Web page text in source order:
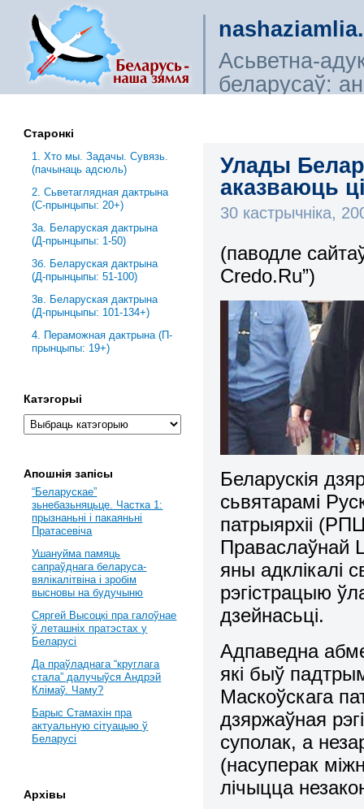
Асьветна-
беларусаў:
Улады
аказваюць
30 кастрычніка,
(паводле
Credo.Ru”)
Беларускія
сьвятарамі
патрыярхіі
яны адклікалі
рэгістрацыю
дзейнасьці.
Адпаведна
які быў
Маскоўскага
дзяржаўная
суполак, а
(насуперак
лічыцца
Старонкі
1. Хто мы. Задачы. Сувязь.
(пачынаць адсюль)
2. Сьветаглядная дактрына
(С-прынцыпы: 20+)
3a. Беларуская дактрына
(Д-прынцыпы: 1-50)
3б. Беларуская дактрына
(Д-прынцыпы: 51-100)
3в. Беларуская дактрына
(Д-прынцыпы: 101-134+)
4. Пераможная дактрына (П-
прынцыпы: 19+)
Катэгорыі
Апошнія запісы
“Беларускае”
зьнебазьняцьце. Частка 1:
прызнаньні і пакаяньні
Пратасевіча
Ушануйма памяць
сапраўднага беларуса-
вялікалітвіна і зробім
высновы на будучыню
Сяргей Высоцкі пра галоўнае
ў леташніх пратэстах у
Беларусі
Да праўладнага “круглага
стала” далучыўся Андрэй
Клімаў. Чаму?
Барыс Стамахін пра
актуальную сітуацыю ў
Беларусі
Архівы